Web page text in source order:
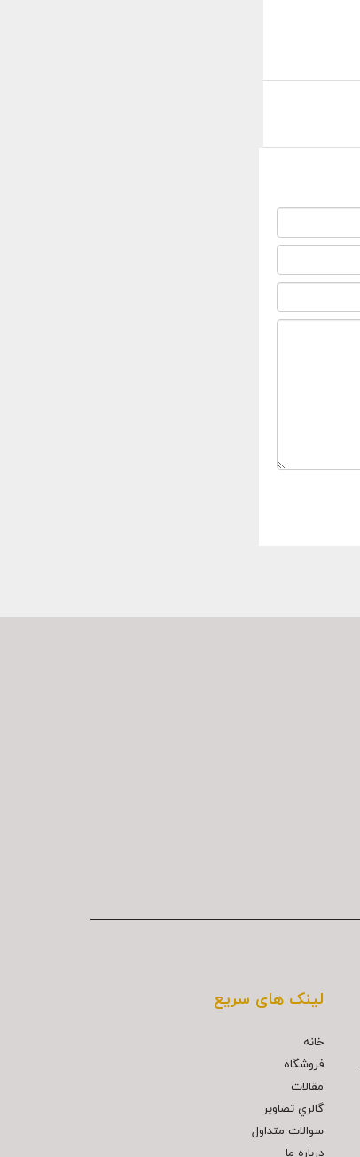
لینک های سریع
خانه
فروشگاه
مقالات
گالري تصاوير
سوالات متداول
درباره ما